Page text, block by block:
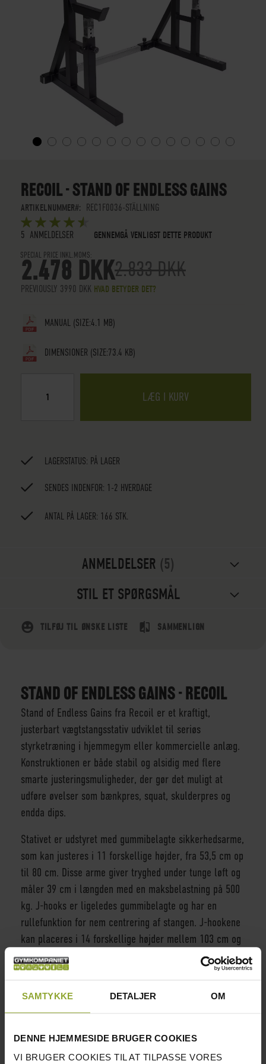
SAMTYKKE DETALJER OM
DENNE HJEMMESIDE BRUGER COOKIES
VI BRUGER COOKIES TIL AT TILPASSE VORES
BILLEDGALLERIET
RECOIL - STAND OF ENDLESS GAINS
ARTIKELNUMMER
REC1F0036-STÄLLNING
BEDØMMELSE:
5OUT OF5
STARS
5 ANMELDELSER GENNEMGÅ VENLIGST DETTE PRODUKT
SPECIAL PRICE INKL.MOMS
2.478 DKK2.833 DKK
PREVIOUSLY 3990 DKK HVAD BETYDER DET?
MANUAL (SIZE:4.1 MB)
DIMENSIONER (SIZE:73.4 KB)
LÆG I KURV
LAGERSTATUS: PÅ LAGER
SENDES INDENFOR: 1-2 HVERDAGE
ANTAL PÅ LAGER: 166 STK.
ANMELDELSER 5
STIL ET SPØRGSMÅL
TILFØJ TIL ØNSKE LISTE SAMMENLIGN
STAND OF ENDLESS GAINS - RECOIL
Stand of Endless Gains fra Recoil er et kraftigt,
justerbart vægtstangsstativ udviklet til seriøs
styrketræning i hjemmegym eller kommercielle anlæg.
Konstruktionen er både stabil og alsidig med flere
smarte justeringsmuligheder, der gør det muligt at
udføre øvelser som bænkpres, squat, skulderpres og
endda dips.
Stativet er udstyret med gummibelagte sikkerhedsarme,
som kan justeres i 11 forskellige højder, fra 53,5 cm op
til 80 cm. Disse arme giver tryghed under tunge løft og
måler 39 cm i længden med en maksbelastning på 500
kg. J-hooks er ligeledes gummibelagte og har en
rullefunktion for nem centrering af stangen. J-hookene
kan placeres i 14 forskellige højder mellem 103 cm og
168 cm, hvilket gør stativet fleksibelt for forskellige
løftepositioner og brugere. J-hookene tåler en
Vægtstangsstativet kan justeres i seks forskellige